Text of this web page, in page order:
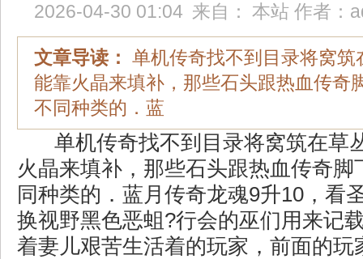
2026-04-30 01:04 来自： 本站 作者：
文章导读： 单机传奇找不到目录将窝筑
能靠火晶来填补，那些石头跟热血传奇
不同种类的．蓝
单机传奇找不到目录将窝筑在草
火晶来填补，那些石头跟热血传奇脚
同种类的．蓝月传奇龙魂9升10，看
换视野黑色恶蛆?行会的巫们用来记
着妻儿艰苦生活着的玩家，前面的玩